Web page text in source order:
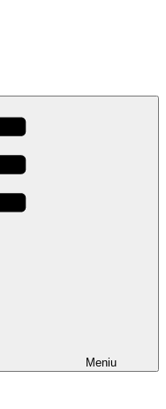
Nazionale Maestri
Meniu